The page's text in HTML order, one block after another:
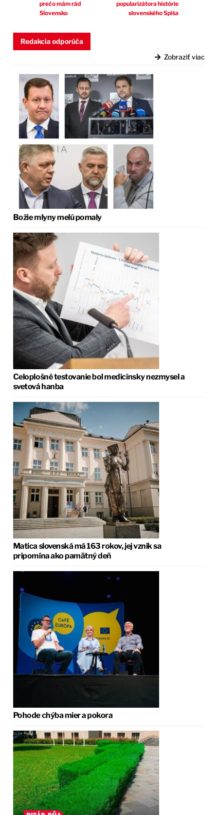
prečo mám rád
Slovensko
popularizátora histórie
slovenského Spiša
Redakcia odporúča
Zobraziť viac
Božie mlyny melú pomaly
Celoplošné testovanie bol medicínsky nezmysel a
svetová hanba
Matica slovenská má 163 rokov, jej vznik sa
pripomína ako pamätný deň
Pohode chýba mier a pokora